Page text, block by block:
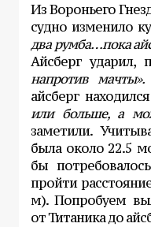
Из Вороньего
судно изменило
два румба…пока
Айсберг
напротив мачты».
айсберг
или больше, а
заметили.
была около 22.5
бы
пройти
м). Попробуем
от Титаника до